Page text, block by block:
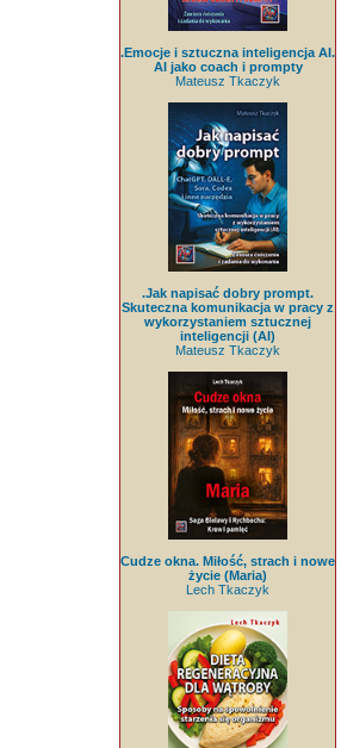
.Emocje i sztuczna inteligencja AI.
AI jako coach i prompty
Mateusz Tkaczyk
.Jak napisać dobry prompt.
Skuteczna komunikacja w pracy z
wykorzystaniem sztucznej
inteligencji (AI)
Mateusz Tkaczyk
Cudze okna. Miłość, strach i nowe
życie (Maria)
Lech Tkaczyk